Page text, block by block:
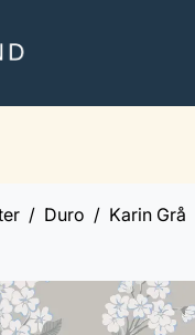
Duro Karin Grå